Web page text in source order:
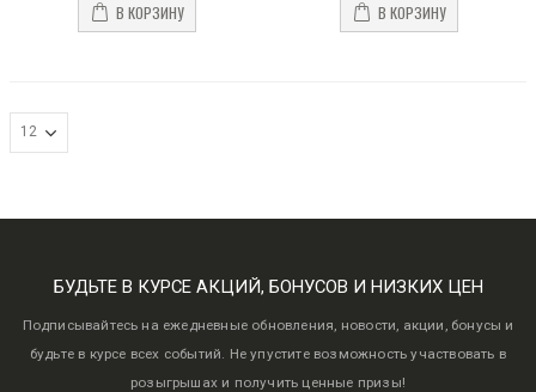
В КОРЗИНУ В КОРЗИНУ
БУДЬТЕ В КУРСЕ АКЦИЙ, БОНУСОВ И НИЗКИХ ЦЕН
Подписывайтесь на ежедневные обновления, новости, акции, бонусы и
будьте в курсе всех событий. Не упустите возможность участвовать в
розыгрышах и получить ценные призы!